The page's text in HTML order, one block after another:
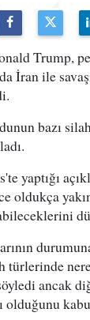
Trump,
İran ile
bazı
yaptığı
oldukça
türlerinde
ancak
olduğunu